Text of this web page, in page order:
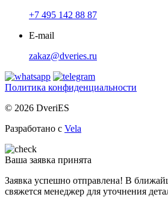
+7 495 142 88 87
E-mail
zakaz@dveries.ru
Политика конфиденциальности
© 2026 DveriES
Разработано с Vela
Ваша заявка принята
Заявка успешно отправлена! В
свяжется менеджер для уточнения